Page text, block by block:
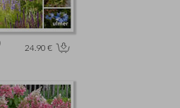
24.90 €